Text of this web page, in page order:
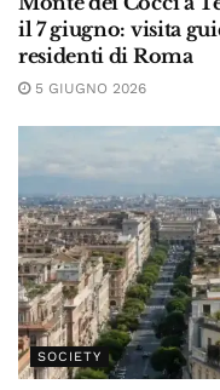
il 7 giugno: visita
residenti di Roma
5 GIUGNO 2026
SOCIETY